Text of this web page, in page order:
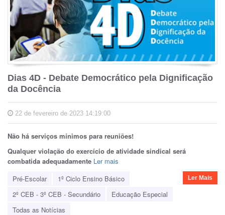
Dias 4D - Debate Democrático pela Dignificação
da Docência
22 de fevereiro de 2023 14:19:00
Não há serviços mínimos para reuniões!
Qualquer violação do exercício de atividade sindical será
combatida adequadamente Ler mais
Pré-Escolar
1º Ciclo Ensino Básico
2º CEB - 3º CEB - Secundário
Educação Especial
Todas as Notícias
Ler Mais